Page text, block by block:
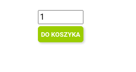
DO KOSZYKA